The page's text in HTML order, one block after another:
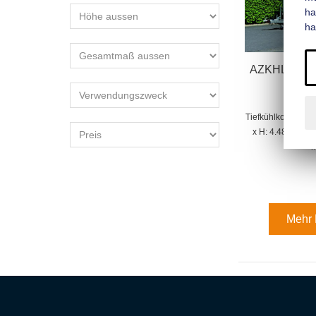
AZKHLC
Tiefkühlkoffer
x H: 4.480 mm x
Mehr